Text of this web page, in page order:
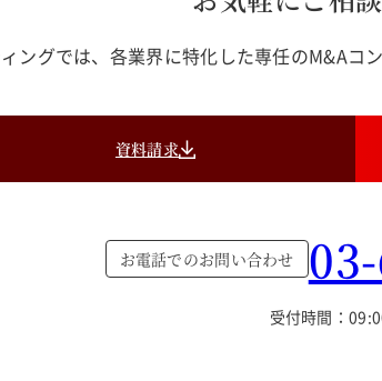
ングでは、各業界に特化した専任のM&A
資料請求
お電話でのお問い合わせ
受付時間：